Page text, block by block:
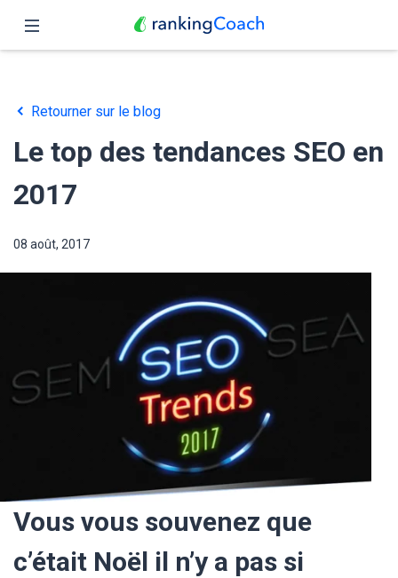
Fonctionnalités
Tarifs
Partenaires
Blog
Retourner sur le blog
Le top des tendances SEO en
2017
08 août, 2017
Vous vous souvenez que
c’était Noël il n’y a pas si